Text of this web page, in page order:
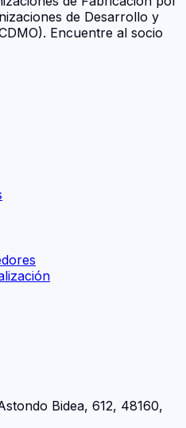
de Desarrollo y
Encuentre al socio
Bidea, 612, 48160,